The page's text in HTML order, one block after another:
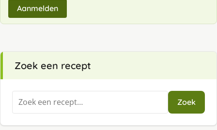
Aanmelden
Zoek een recept
Zoeken
naar:
Zoek